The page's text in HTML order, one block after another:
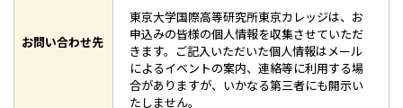
お問い合わせ先
東京大学国際高等研究所東京カレッジは、お
申込みの皆様の個人情報を収集させていただ
きます。ご記入いただいた個人情報はメール
によるイベントの案内、連絡等に利用する場
合がありますが、いかなる第三者にも開示い
たしません。